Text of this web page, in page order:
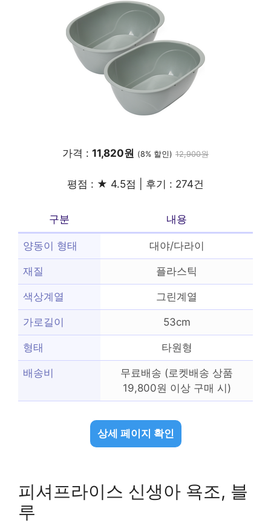
가격 : 11,820원 (8% 할인) 12,900원
평점 : ★ 4.5점 | 후기 : 274건
구분 내용
양동이 형태 대야/다라이
재질 플라스틱
색상계열 그린계열
가로길이 53cm
형태 타원형
배송비
무료배송 (로켓배송 상품
19,800원 이상 구매 시)
상세 페이지 확인
피셔프라이스 신생아 욕조, 블
루